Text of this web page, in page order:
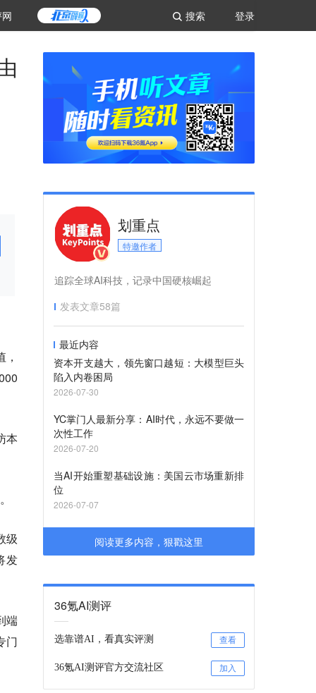
登录
搜索
本
级
发
端
门
划重点
特邀作者
追踪全球AI科技，记录中国硬核崛起
发表文章58篇
最近内容
资本开支越大，领先窗口越短：大模型巨头
陷入内卷困局
2026-07-30
YC掌门人最新分享：AI时代，永远不要做一
次性工作
2026-07-20
当AI开始重塑基础设施：美国云市场重新排
位
2026-07-07
阅读更多内容，狠戳这里
36氪AI测评
选靠谱AI，看真实评测 查看
36氪AI测评官方交流社区 加入